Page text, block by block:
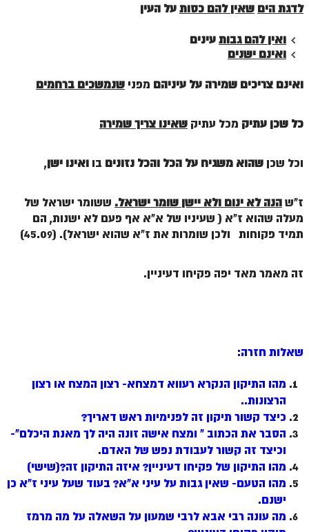
לדגת הים שאין להם כסותעל העין
ואין להם גבותעינים
ואינם ישנים
ואינם צריכים שמירה על עיניהם מפני שנמשכים ברחמים
כל שכן עתיק מכל עתיק שאינו צריך שמירה
וכל שכן שהוא משגיח על הכל והכל נזונים בו ואינו ישן,
ז"שהנה לא ינום ולא יישן שומר ישראל. ששומר ישראל של
מעלה שהוא ז"א ( שעיניו של א"א אף פעם לא ישנות, הם
תמיד פקוחות ולכן שומרות את ז"א שהוא ישראל). (45.09)
זה מאמר מאד יפה פקיחו דעיניין.
שאלות חזרה:
מהו התיקון הנקרא רעווא דמצחא- רצון המצח או רצון
הרצונות..
כיצד קשור תיקון זה לפנימיות ראש דאריך?
הסבר את הכתוב " ומצח אישה זונה היה לך מאנת היכלם"-
וכיצד זה קשור לעבודת נפש של האדם.
מהו התיקון של פקיחו דעיניין? איזה התיקון זה?(שישי)
מהו הטעם- שאין גבות על עיני א"א? בעוד שעל עיני ז"א כן
ישנם.
מה עונה רבי אבא לרבי שמעון על השאלה על מה מרמז